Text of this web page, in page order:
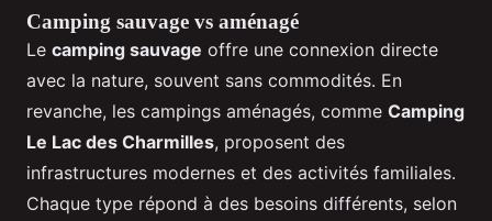
Camping sauvage vs aménagé
Le camping sauvage offre une connexion directe
avec la nature, souvent sans commodités. En
revanche, les campings aménagés, comme Camping
Le Lac des Charmilles, proposent des
infrastructures modernes et des activités familiales.
Chaque type répond à des besoins différents, selon